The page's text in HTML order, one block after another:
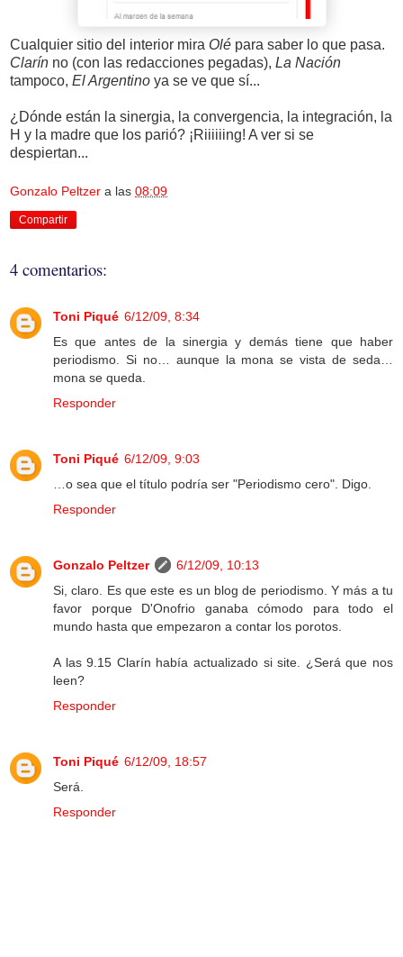
Cualquier sitio del interior mira Olé para saber lo que pasa.
Clarín no (con las redacciones pegadas), La Nación
tampoco, El Argentino ya se ve que sí...
¿Dónde están la sinergia, la convergencia, la integración, la
H y la madre que los parió? ¡Riiiiiing! A ver si se
despiertan...
Gonzalo Peltzer a las 08:09
Compartir
4 comentarios:
Toni Piqué 6/12/09, 8:34
Es que antes de la sinergia y demás tiene que haber
periodismo. Si no… aunque la mona se vista de seda…
mona se queda.
Responder
Toni Piqué 6/12/09, 9:03
…o sea que el título podría ser "Periodismo cero". Digo.
Responder
Gonzalo Peltzer
6/12/09, 10:13
Si, claro. Es que este es un blog de periodismo. Y más a tu
favor porque D'Onofrio ganaba cómodo para todo el
mundo hasta que empezaron a contar los porotos.
A las 9.15 Clarín había actualizado si site. ¿Será que nos
leen?
Responder
Toni Piqué 6/12/09, 18:57
Será.
Responder